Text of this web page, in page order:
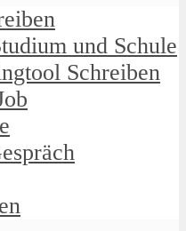
und Schule
Schreiben